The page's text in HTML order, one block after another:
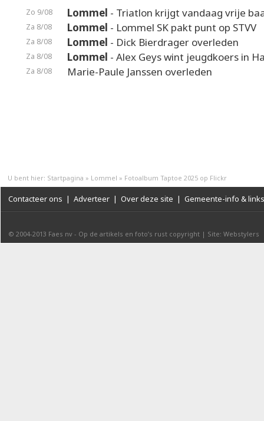
Zo 9/08 Lommel - Triatlon krijgt vandaag vrije
Za 8/08 Lommel - Lommel SK pakt punt op STVV
Za 8/08 Lommel - Dick Bierdrager overleden
Za 8/08 Lommel - Alex Geys wint jeugdkoers in
Za 8/08 Marie-Paule Janssen overleden
U bent hier: Startpagina » Lommel » Fotoalbum Taptoe 2025 op Flickr
Contacteer ons | Adverteer | Over deze site | Gemeente-info & links
© 2004-2013 Faes nv - Op de artikels en foto’s rust copyright | Site: Webstylers